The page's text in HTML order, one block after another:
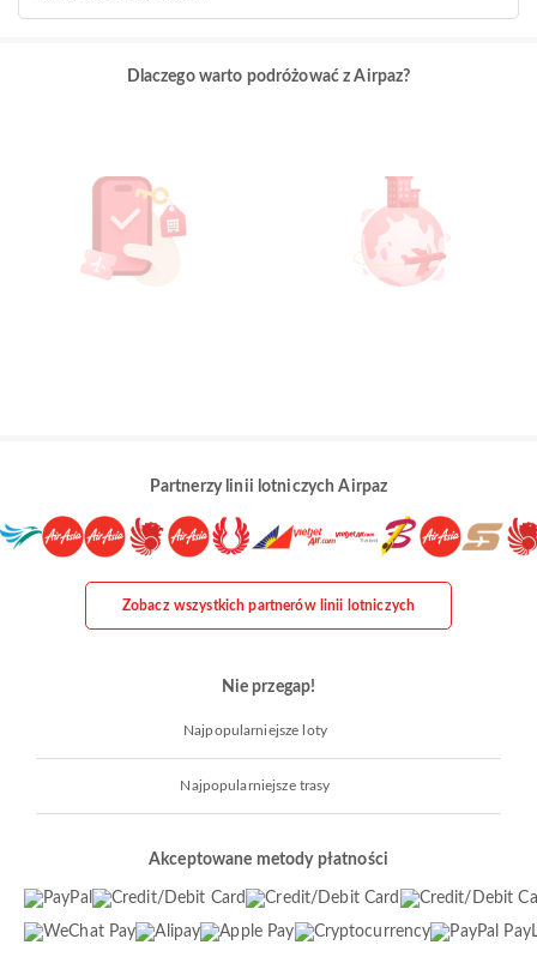
Dlaczego warto podróżować z Airpaz?
Partnerzy linii lotniczych Airpaz
Zobacz wszystkich partnerów linii lotniczych
Nie przegap!
Najpopularniejsze loty
Najpopularniejsze trasy
Akceptowane metody płatności